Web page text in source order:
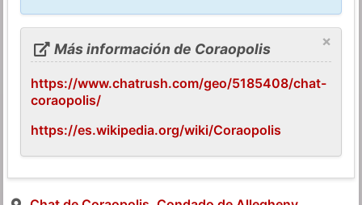
×
Más información de Coraopolis
https://www.chatrush.com/geo/5185408/chat-
coraopolis/
https://es.wikipedia.org/wiki/Coraopolis